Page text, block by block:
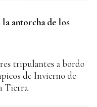
antorcha de los
tripulantes a bordo
de Invierno de
Tierra.